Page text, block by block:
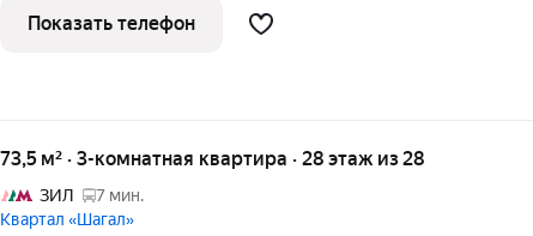
этаже 15-этажного монолитного дома, построенного в 2022 году.
Общая
Показать телефон
73,5 м² · 3-комнатная квартира · 28 этаж из 28
ЗИЛ
7 мин.
Квартал «Шагал»